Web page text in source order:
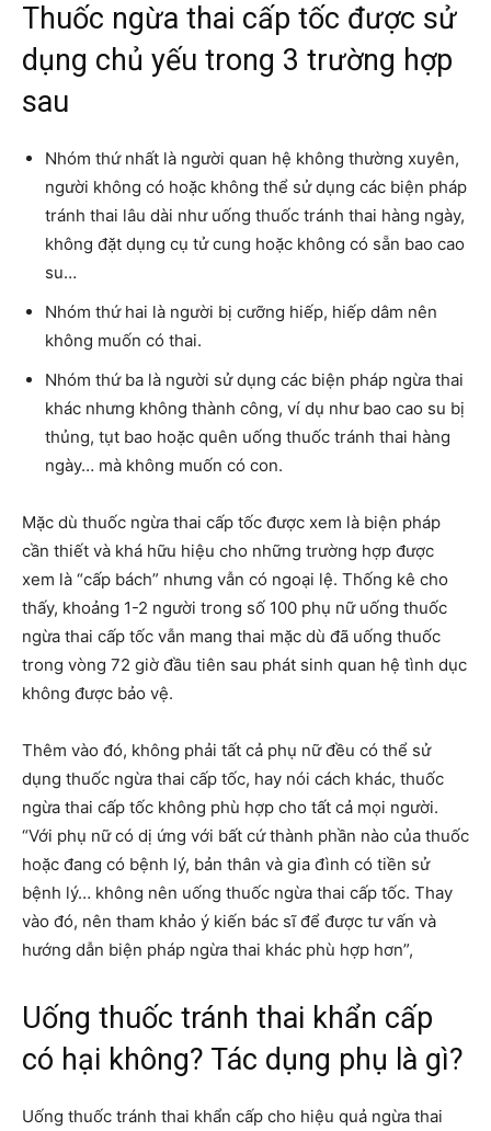
Thuốc ngừa thai cấp tốc được sử
dụng chủ yếu trong 3 trường hợp
sau
Nhóm thứ nhất là người quan hệ không thường xuyên,
người không có hoặc không thể sử dụng các biện pháp
tránh thai lâu dài như uống thuốc tránh thai hàng ngày,
không đặt dụng cụ tử cung hoặc không có sẵn bao cao
su…
Nhóm thứ hai là người bị cưỡng hiếp, hiếp dâm nên
không muốn có thai.
Nhóm thứ ba là người sử dụng các biện pháp ngừa thai
khác nhưng không thành công, ví dụ như bao cao su bị
thủng, tụt bao hoặc quên uống thuốc tránh thai hàng
ngày… mà không muốn có con.
Mặc dù thuốc ngừa thai cấp tốc được xem là biện pháp
cần thiết và khá hữu hiệu cho những trường hợp được
xem là “cấp bách” nhưng vẫn có ngoại lệ. Thống kê cho
thấy, khoảng 1-2 người trong số 100 phụ nữ uống thuốc
ngừa thai cấp tốc vẫn mang thai mặc dù đã uống thuốc
trong vòng 72 giờ đầu tiên sau phát sinh quan hệ tình dục
không được bảo vệ.
Thêm vào đó, không phải tất cả phụ nữ đều có thể sử
dụng thuốc ngừa thai cấp tốc, hay nói cách khác, thuốc
ngừa thai cấp tốc không phù hợp cho tất cả mọi người.
“Với phụ nữ có dị ứng với bất cứ thành phần nào của thuốc
hoặc đang có bệnh lý, bản thân và gia đình có tiền sử
bệnh lý… không nên uống thuốc ngừa thai cấp tốc. Thay
vào đó, nên tham khảo ý kiến bác sĩ để được tư vấn và
hướng dẫn biện pháp ngừa thai khác phù hợp hơn”,
Uống thuốc tránh thai khẩn cấp
có hại không? Tác dụng phụ là gì?
Uống thuốc tránh thai khẩn cấp cho hiệu quả ngừa thai